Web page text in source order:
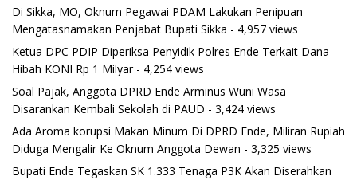
Di Sikka, MO, Oknum Pegawai PDAM Lakukan Penipuan
Mengatasnamakan Penjabat Bupati Sikka - 4,957 views
Ketua DPC PDIP Diperiksa Penyidik Polres Ende Terkait Dana
Hibah KONI Rp 1 Milyar- 4,254 views
Soal Pajak, Anggota DPRD Ende Arminus Wuni Wasa
Disarankan Kembali Sekolah di PAUD - 3,424 views
Ada Aroma korupsi Makan Minum Di DPRD Ende, Miliran Rupiah
Diduga Mengalir Ke Oknum Anggota Dewan - 3,325 views
Bupati Ende Tegaskan SK 1.333 Tenaga P3K Akan Diserahkan